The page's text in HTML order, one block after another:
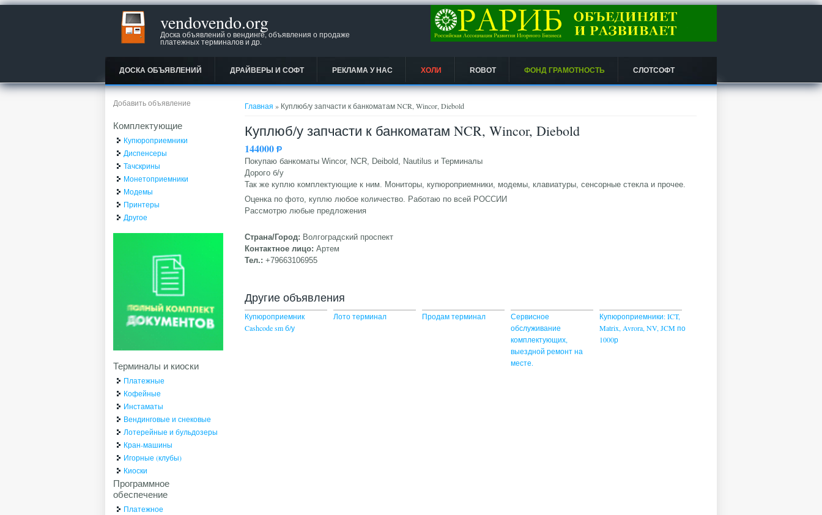
vendovendo.org
Доска объявлений о вендинге, объявления о продаже
платежных терминалов и др.
ДОСКА ОБЪЯВЛЕНИЙ ДРАЙВЕРЫ И СОФТ РЕКЛАМА У НАС ХОЛИ ROBOT ФОНД ГРАМОТНОСТЬ СЛОТСОФТ
Вы здесь
Главная » Куплюб/у запчасти к банкоматам NCR, Wincor, Diebold
Куплюб/у запчасти к банкоматам NCR, Wincor, Diebold
144000Ᵽ
Покупаю банкоматы Wincor, NCR, Deibold, Nautilus и Терминалы
Дорого б/у
Так же куплю комплектующие к ним. Мониторы, купюроприемники, модемы, клавиатуры, сенсорные стекла и прочее.
Оценка по фото, куплю любое количество. Работаю по всей РОССИИ
Рассмотрю любые предложения
Страна/Город: Волгоградский проспект
Контактное лицо:Артем
Тел.:+79663106955
Другие объявления
Купюроприемник
Cashcode sm б/у
Лото терминал Продам терминал
Сервисное
обслуживание
комплектующих,
выездной ремонт на
месте.
Купюроприемники: ICT,
Matrix, Avrora, NV, JCM по
1000р
Добавить объявление
Комплектующие
Купюроприемники
Диспенсеры
Тачскрины
Монетоприемники
Модемы
Принтеры
Другое
Терминалы и киоски
Платежные
Кофейные
Инстаматы
Вендинговые и снековые
Лотерейные и бульдозеры
Кран-машины
Игорные (клубы)
Киоски
Программное
обеспечение
Платежное